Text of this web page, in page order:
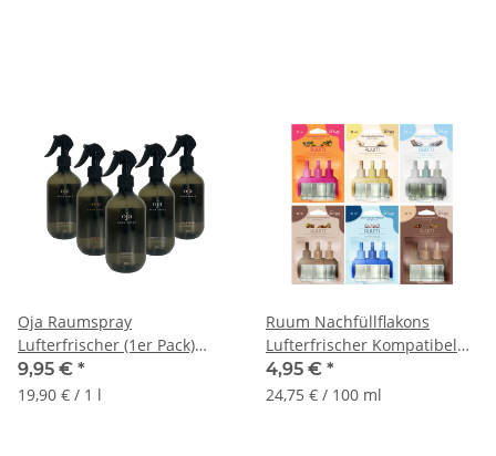
Oja Raumspray
Lufterfrischer (1er Pack)
500ml
9,95 € *
19,90 € / 1 l
Ruum Nachfüllflakons
Lufterfrischer Kompatibel
Mit 3Volution Duftstecker,
20ml
4,95 € *
24,75 € / 100 ml